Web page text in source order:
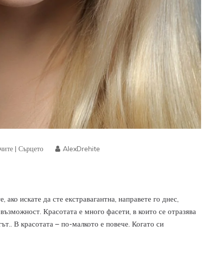
| Сърцето AlexDrehite
искате да сте екстравагантна, направете го днес,
Красотата е много фасети, в които се отразява
В красотата – по-малкото е повече. Когато си